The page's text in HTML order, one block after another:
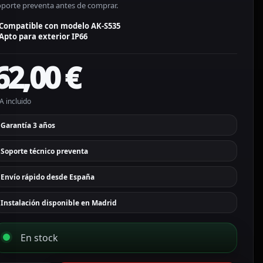
preventa antes de comprar.
con modelo AK-S535
para exterior IP66
€
incluido
Garantía 3 años
Soporte técnico preventa
Envío rápido desde España
Instalación disponible en Madrid
En stock